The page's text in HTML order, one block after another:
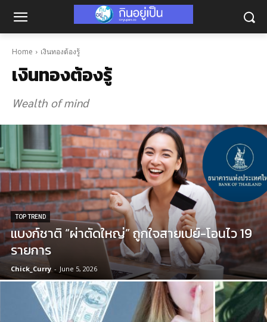
Home เงินทองต้องรู้
เงินทองต้องรู้
Wealth of mind
TOP TREND
แบงก์ชาติ “ผ่าตัดใหญ่” ถูกใจสายเปย์-โอนไว 19
รายการ
Chick_Curry - June 5, 2026